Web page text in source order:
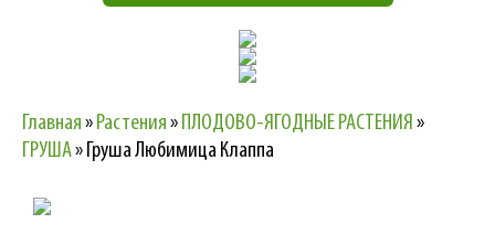
Главная» Растения» ПЛОДОВО-ЯГОДНЫЕ РАСТЕНИЯ »
ГРУША» Груша Любимица Клаппа